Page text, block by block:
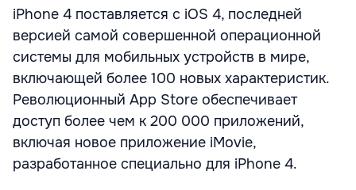
iPhone 4 поставляется с iOS 4, последней
версией самой совершенной операционной
системы для мобильных устройств в мире,
включающей более 100 новых характеристик.
Революционный App Store обеспечивает
доступ более чем к 200 000 приложений,
включая новое приложение iMovie,
разработанное специально для iPhone 4.